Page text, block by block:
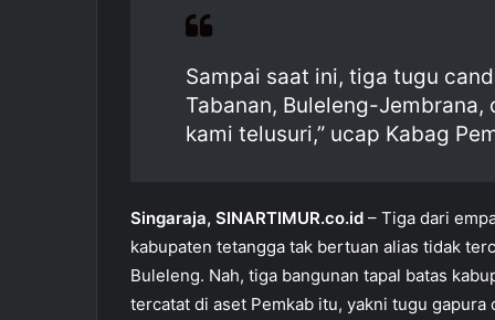
b
o
o
k
p
Sampai saat ini, tiga tugu
Tabanan, Buleleng-
kami telusuri,” ucap Kabag
Singaraja, SINARTIMUR.co.id – Tiga dari
kabupaten tetangga tak bertuan alias tidak
Buleleng. Nah, tiga bangunan tapal batas
tercatat di aset Pemkab itu, yakni tugu